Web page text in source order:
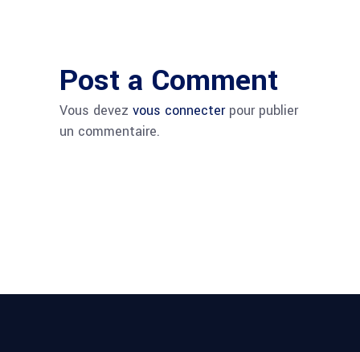
Post a Comment
Vous devez vous connecterpour publier
un commentaire.